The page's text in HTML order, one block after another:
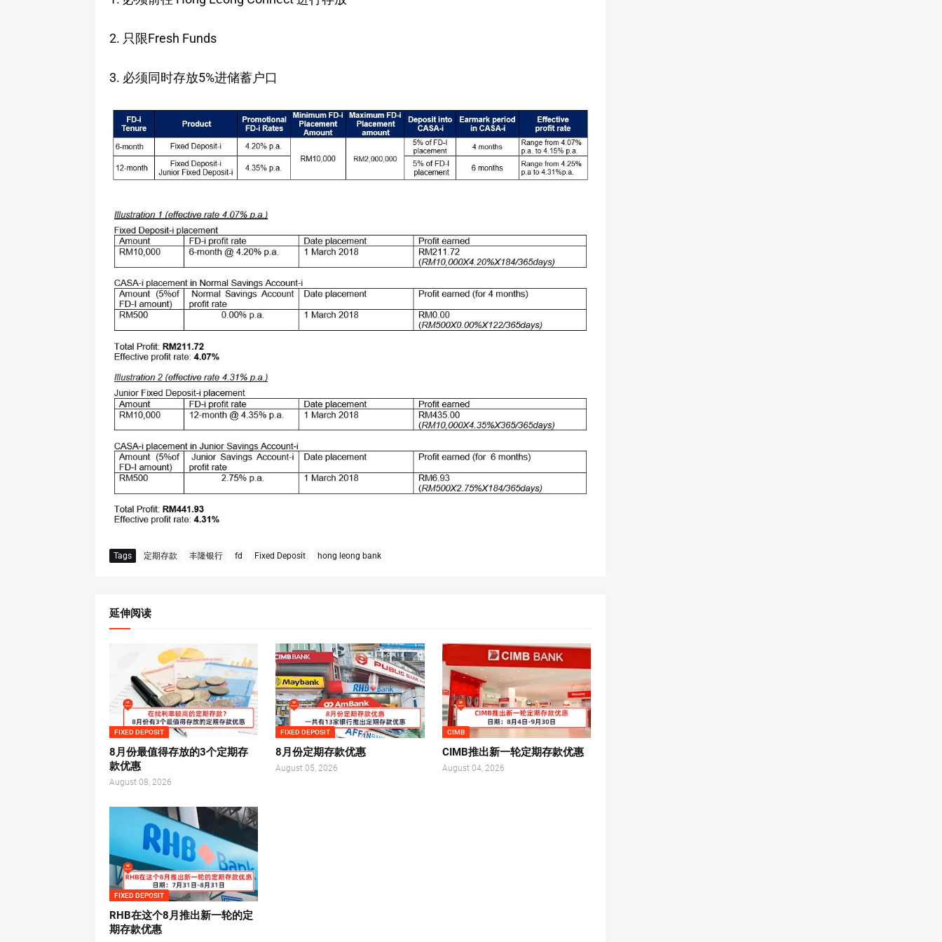
2. 只限Fresh Funds
3. 必须同时存放5%进储蓄户口
Tags 定期存款 丰隆银行 fd Fixed Deposit hong leong bank
延伸阅读
FIXED DEPOSIT
8月份最值得存放的3个定期存
款优惠
August 08, 2026
FIXED DEPOSIT
8月份定期存款优惠
August 05, 2026
CIMB
CIMB推出新一轮定期存款优惠
August 04, 2026
FIXED DEPOSIT
RHB在这个8月推出新一轮的定
期存款优惠